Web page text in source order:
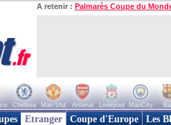
A retenir : Palmarès Coupe du
Chelsea Man Utd Arsenal Liverpool ManCity
Etranger Coupe d'Europe Les